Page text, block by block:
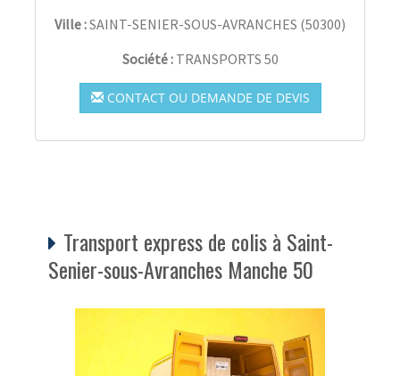
Ville :SAINT-SENIER-SOUS-AVRANCHES (50300)
Société : TRANSPORTS 50
CONTACT OU DEMANDE DE DEVIS
Transport express de colis à Saint-
Senier-sous-Avranches Manche 50